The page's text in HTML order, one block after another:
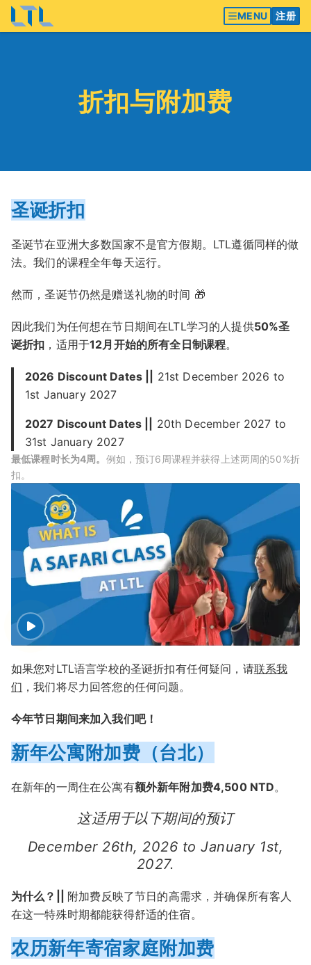
MENU 注册
折扣与附加费
圣诞折扣
圣诞节在亚洲大多数国家不是官方假期。LTL遵循同样的做
法。我们的课程全年每天运行。
然而，圣诞节仍然是赠送礼物的时间 🎁
因此我们为任何想在节日期间在LTL学习的人提供50%圣
诞折扣 ，适用于12月开始的所有全日制课程。
2026 Discount Dates ||
21st December 2026 to
1st January 2027
2027 Discount Dates ||
20th December 2027 to
31st January 2027
最低课程时长为4周。 例如，预订6周课程并获得上述两周的50%折
扣。
如果您对LTL语言学校的圣诞折扣有任何疑问，请联系我
们 ，我们将尽力回答您的任何问题。
今年节日期间来加入我们吧！
新年公寓附加费（台北）
在新年的一周住在公寓有额外新年附加费4,500 NTD。
这适用于以下期间的预订
December 26th, 2026 to January 1st,
2027.
为什么？|| 附加费反映了节日的高需求，并确保所有客人
在这一特殊时期都能获得舒适的住宿。
农历新年寄宿家庭附加费